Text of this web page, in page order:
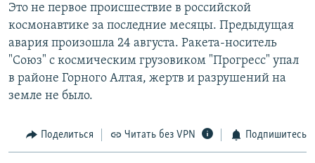
Это не первое происшествие в российской
космонавтике за последние месяцы. Предыдущая
авария произошла 24 августа. Ракета-носитель
"Союз" с космическим грузовиком "Прогресс" упал
в районе Горного Алтая, жертв и разрушений на
земле не было.
Поделиться Читать без VPN Подпишитесь